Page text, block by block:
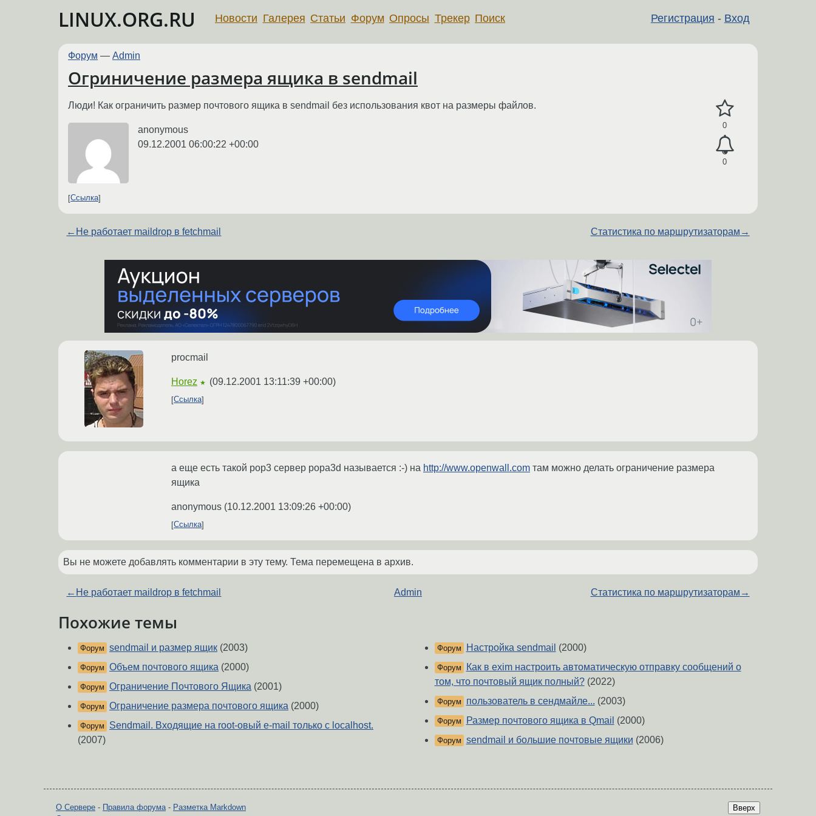
LINUX.ORG.RU Регистрация - Вход
Новости Галерея Статьи Форум Опросы Трекер Поиск
Форум — Admin
Огриничение размера ящика в sendmail
0
0
Люди! Как ограничить размер почтового ящика в sendmail без использования квот на размеры файлов.
anonymous
09.12.2001 06:00:22 +00:00
Ссылка
← Не работает maildrop в fetchmail Статистика по маршрутизаторам →
procmail
Horez ★ (09.12.2001 13:11:39 +00:00)
Ссылка
а еще есть такой pop3 сервер popa3d называется :-) на http://www.openwall.com там можно делать ограничение размера
ящика
anonymous (10.12.2001 13:09:26 +00:00)
Ссылка
Вы не можете добавлять комментарии в эту тему. Тема перемещена в архив.
← Не работает maildrop в fetchmail Admin Статистика по маршрутизаторам →
Похожие темы
Форум sendmail и размер ящик (2003)
Форум Объем почтового ящика (2000)
Форум Ограничение Почтового Ящика (2001)
Форум Ограничение размера почтового ящика (2000)
Форум
Sendmail. Входящие на root-овый e-mail только с localhost.
(2007)
Форум Настройка sendmail (2000)
Форум
Как в exim настроить автоматическую отправку сообщений о
том, что почтовый ящик полный?(2022)
Форум пользователь в сендмайле... (2003)
Форум Размер почтового ящика в Qmail (2000)
Форум sendmail и большие почтовые ящики (2006)
Вверх
О Сервере - Правила форума- Разметка Markdown